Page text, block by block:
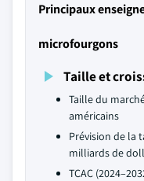
Principaux
microfourgons
Taille et
Taille du
américains
Prévision de la
milliards de
TCAC